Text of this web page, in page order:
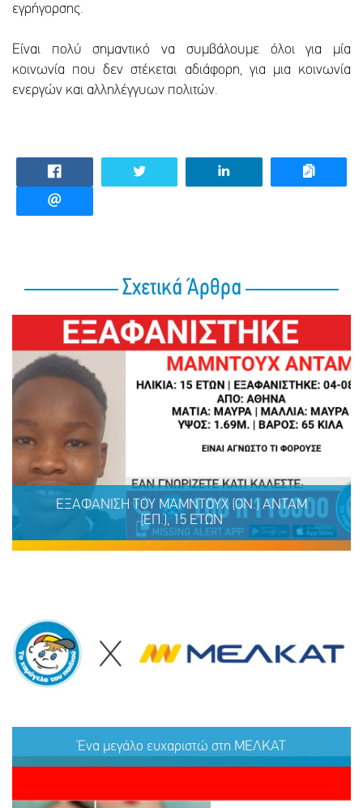
εγρήγορσης.
Είναι πολύ σημαντικό να συμβάλουμε όλοι για μία
κοινωνία που δεν στέκεται αδιάφορη, για μια κοινωνία
ενεργών και αλληλέγγυων πολιτών.
Σχετικά Άρθρα
ΕΞΑΦΑΝΙΣΗ TOY ΜΑΜΝΤΟΥΧ (ΟΝ.) ΑΝΤΑΜ
(ΕΠ.), 15 ΕΤΩΝ
ΜΟΙΡΑΣΟΥ
ΤΟ
ΔΡΑΣΕ
ΤΩΡΑ
Ένα μεγάλο ευχαριστώ στη ΜΕΛΚΑΤ